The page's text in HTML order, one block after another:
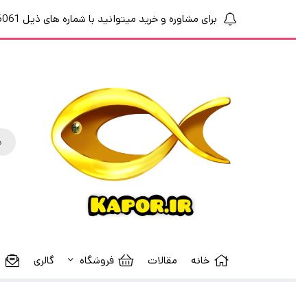
برای مشاوره و خرید میتوانید با شماره های ذیل 09364606061 ،02191010461 تماس بگیرید
خانه مقالات فروشگاه گالری